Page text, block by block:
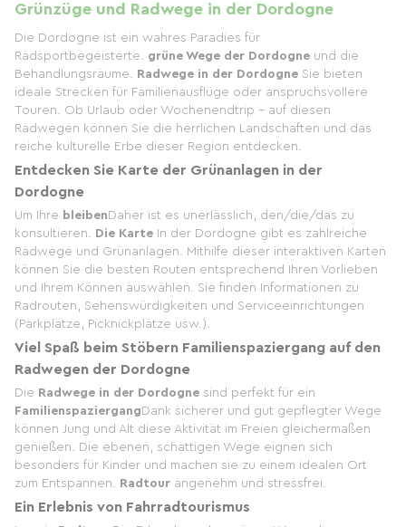
Grünzüge und Radwege in der Dordogne
Die Dordogne ist ein wahres Paradies für
Radsportbegeisterte. grüne Wege der Dordogne und die
Behandlungsräume. Radwege in der Dordogne Sie bieten
ideale Strecken für Familienausflüge oder anspruchsvollere
Touren. Ob Urlaub oder Wochenendtrip – auf diesen
Radwegen können Sie die herrlichen Landschaften und das
reiche kulturelle Erbe dieser Region entdecken.
Entdecken Sie Karte der Grünanlagen in der
Dordogne
Um Ihre bleiben Daher ist es unerlässlich, den/die/das zu
konsultieren. Die Karte In der Dordogne gibt es zahlreiche
Radwege und Grünanlagen. Mithilfe dieser interaktiven Karten
können Sie die besten Routen entsprechend Ihren Vorlieben
und Ihrem Können auswählen. Sie finden Informationen zu
Radrouten, Sehenswürdigkeiten und Serviceeinrichtungen
(Parkplätze, Picknickplätze usw.).
Viel Spaß beim Stöbern Familienspaziergang auf den
Radwegen der Dordogne
Die Radwege in der Dordogne sind perfekt für ein
Familienspaziergang Dank sicherer und gut gepflegter Wege
können Jung und Alt diese Aktivität im Freien gleichermaßen
genießen. Die ebenen, schattigen Wege eignen sich
besonders für Kinder und machen sie zu einem idealen Ort
zum Entspannen. Radtour angenehm und stressfrei.
Ein Erlebnis von Fahrradtourismus